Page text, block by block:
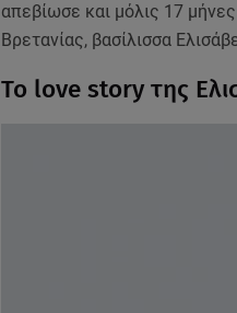
απεβίωσε και μόλις 17
Βρετανίας, βασίλισσα
Το love story της